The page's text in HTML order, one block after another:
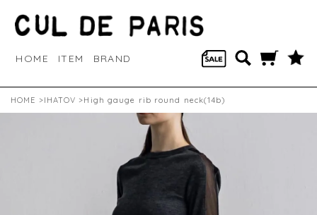
HOME ITEM BRAND
HOME >IHATOV >High gauge rib round neck(14b)